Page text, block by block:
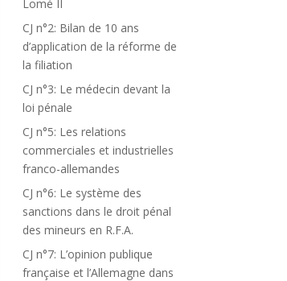
Lomé II
CJ n°2: Bilan de 10 ans
d’application de la réforme de
la filiation
CJ n°3: Le médecin devant la
loi pénale
CJ n°5: Les relations
commerciales et industrielles
franco-allemandes
CJ n°6: Le système des
sanctions dans le droit pénal
des mineurs en R.F.A.
CJ n°7: L’opinion publique
française et l’Allemagne dans